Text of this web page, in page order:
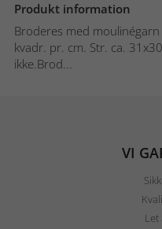
Produkt information
Broderes med
kvadr. pr. cm. Str. ca.
ikke.Brod...
VI